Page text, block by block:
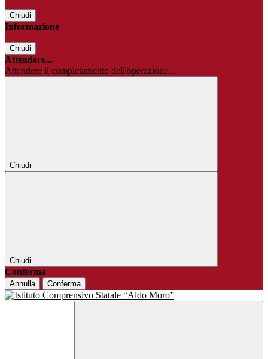
Chiudi
Informazione
Chiudi
Attendere...
Attendere il completamento dell'operazione...
Chiudi
Chiudi
Conferma
Annulla Conferma